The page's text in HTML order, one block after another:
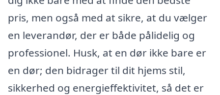
pris, men også med at sikre, at du vælger
en leverandør, der er både pålidelig og
professionel. Husk, at en dør ikke bare er
en dør; den bidrager til dit hjems stil,
sikkerhed og energieffektivitet, så det er